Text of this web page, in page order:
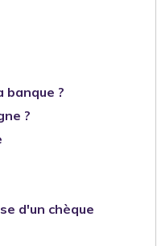
banque ?
?
d'un chèque